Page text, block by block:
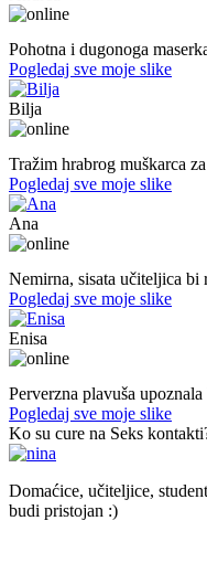
Pohotna i dugonoga
Pogledaj sve moje slike
Bilja
Tražim hrabrog muškarca
Pogledaj sve moje slike
Ana
Nemirna, sisata učiteljica bi
Pogledaj sve moje slike
Enisa
Perverzna plavuša
Pogledaj sve moje slike
Ko su cure na Seks
Domaćice, učiteljice,
budi pristojan :)